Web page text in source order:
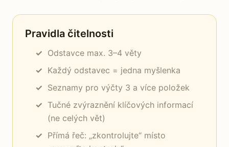
Pravidla čitelnosti
Odstavce max. 3–4 věty
Každý odstavec = jedna myšlenka
Seznamy pro výčty 3 a více položek
Tučné zvýraznění klíčových informací
(ne celých vět)
Přímá řeč: „zkontrolujte“ místo